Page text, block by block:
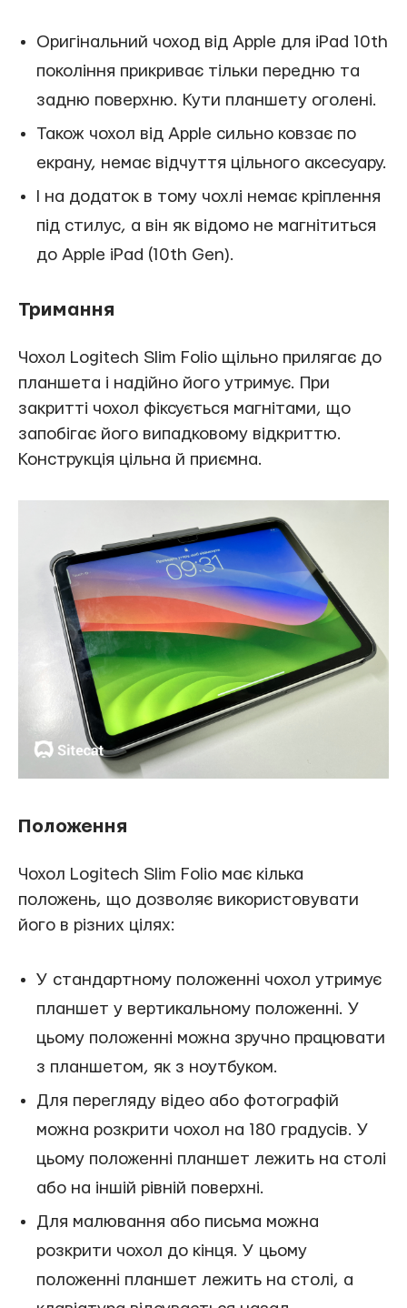
Оригінальний чоход від Apple для iPad 10th
покоління прикриває тільки передню та
задню поверхню. Кути планшету оголені.
Також чохол від Apple сильно ковзає по
екрану, немає відчуття цільного аксесуару.
І на додаток в тому чохлі немає кріплення
під стилус, а він як відомо не магнітиться
до Apple iPad (10th Gen).
Тримання
Чохол Logitech Slim Folio щільно прилягає до
планшета і надійно його утримує. При
закритті чохол фіксується магнітами, що
запобігає його випадковому відкриттю.
Конструкція цільна й приємна.
Положення
Чохол Logitech Slim Folio має кілька
положень, що дозволяє використовувати
його в різних цілях:
У стандартному положенні чохол утримує
планшет у вертикальному положенні. У
цьому положенні можна зручно працювати
з планшетом, як з ноутбуком.
Для перегляду відео або фотографій
можна розкрити чохол на 180 градусів. У
цьому положенні планшет лежить на столі
або на іншій рівній поверхні.
Для малювання або письма можна
розкрити чохол до кінця. У цьому
положенні планшет лежить на столі, а